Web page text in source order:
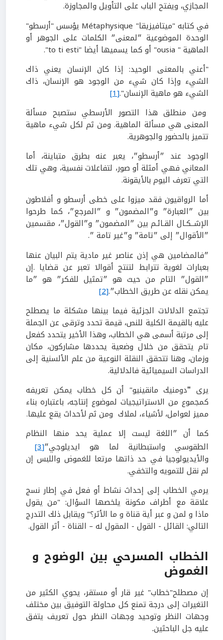
المجازي، ويفتح الباب على التأويل والمجاوزة.
في كتابه "ميتافيزيقا" Métaphysique يؤسس "أرسطو"
الوحدة الموضوعية ״لمعنى״ الكلمات على الجوهر أو
الماهية " ousia" أو كما يسميها أيضا "to ti esti".
"أعني بالمعنى الوحيد: إذا كان الإنسان يعني ذاك
الشيء وإذا كان شيء من الوجود هو الإنسان، ذاك
الشيء هو ماهية الإنسان".[1]
ومن منطلق هذا التصور الأرسطي ستصبح مسألة
المعنى هي مسألة الماهية. ومن ثم لكل شيء ماهية
تتميز بالحضور والجوهرية.
الوجود عند ״أرسطو״، يعبر عنه بطرق متباينة، أما
المعاني فهي أمثلة أو صور، لتفاعلات نفسية، وهي تلك
التي تعرف اليوم بالأيقونة.
أما الرواقيون فقد ميزوا على خطى أرسطو و أفلاطون
بين ״العبارة״ و״المضمون״ و ״المرجع״، كما طرحوا
الإشــكـال القـائـم بين ״المضمون״ و״القول״، مقسمين
״الأقوال״ إلى ״تامة״ و״غير تامة ״.
״فالمضامين هي إذن عناصر غير مادية يتم البيان عنها
بعبارات لغوية تترابط لتنتج أقوالا تعبر عن قضايا .إن
״القول״ التام من حيث هو ״تمثيل للفكر״ هو ״ما
يمكن نقله عن طريق الخطاب״.[2]
تجتمع الدلالات الجزئية فيما بينها مشكلة ما يصطلح
عليه بالقيمة الكلية للنص، قيمة تحدد وترقى عن الجملة
إلى مرتبة أسمى هي الخطاب، وهذا الأخير يتحدد كفعل
تام يتحقق من خلال وضعية يحددها مشاركون، مكان
وزمان، وهنا تتحقق النقلة النوعية من علم الألسنية إلى
الدراسات السيميائية فالدلالية.
يرى "دومنيك مانقينيو" أن كل خطاب يمكن تعريفه
كمجموع من الاستراتيجيات لموضوع إنتاجه، باعتباره بناء
مميز لعوامل، لأشياء، لملاك ومن ثم لأحداث يقع عليها.
كما أن ״اللغة ليست إلا عملية يحد منها النظام
الطقوسي واستبطانية لما هو ايديلوجي״[3]
والأيديولوجيا في حد ذاتها مرتعا للغموض واللبس إن
لم نقل للتمويه والتخفي.
يرمي الخطاب إلى إحداث نشاط أو فعل في إطار نسج
علاقة مع أطراف مكونة يلخصها السؤال: "من يقول
ماذا و لمن و عبر أية قناة و ما الأثر؟" ويقابل ذلك التدرج
التالي: القائل - القول - المقول له – القناة - أثر القول.
الخطاب المسرحي بين الوضوح و
الغموض
إن مصطلح"خطاب" غير قار أو مستقر، يحوي الكثير من
التغيرات إلى درجة تمنع كل محاولة التوفيق بين مختلف
وجهات النظر وتوحيد وجهات النظر حول تعريف يتفق
عليه جل الباحثين.